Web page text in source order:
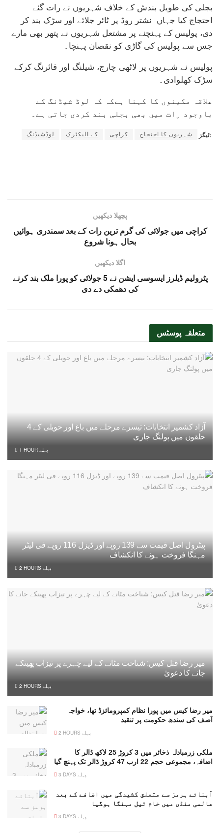
بجلی کی طویل بندش کے خلاف شہریوں نے رات گئے
احتجاج کیا جہاں نشتر روڈ پر ٹائر جلائے اور سڑک بند کر
دی، پولیس کے پہنچنے پر مشتعل شہریوں نے پتھر بھی مارے
جس سے پولیس کی گاڑی کو نقصان پہنچا۔
پولیس نے شہریوں پر لاٹھی چارج، شیلنگ اور فائرنگ کرکے
سڑک کھلوادی۔
علاقہ مکینوں کا کہنا ہےکہ کہ لوڈ شیڈنگ کے
باوجود رات میں بھی بجلی بند کردی جاتی ہے۔
ٹیگز: شہریوں کا احتجاج کراچی کے الیکٹرک لوڈشیڈنگ
پچھلا دیکھیں
کراچی میں جولائی کی گرم ترین رات کے بعد سمندری ہوائیں
بحال ہونا شروع
اگلا دیکھیں
پٹرولیم ڈیلرز ایسوسی ایشن نے 5 جولائی کو پورا ملک بند کرنے
کی دھمکی دے دی
متعلقہ پوسٹس
آزاد کشمیر انتخابات: تیسرے مرحلے میں باغ اور حویلی کے 4
حلقوں میں پولنگ جاری
1 HOUR پہلے
پیٹرول اصل قیمت سے 139 روپے اور ڈیزل 116 روپے فی لیٹر
مہنگا فروخت ہونے کا انکشاف
2 HOURS پہلے
میر رضا قتل کیس: شناخت مٹانے کے لیے چہرے پر تیزاب پھینکے
جانے کا دعویٰ
2 HOURS پہلے
میر رضا کیس میں پورا نظام کمپرومائزڈ تھا، خواجہ
آصف کی سندھ حکومت پر تنقید
2 HOURS پہلے
ملکی زرمبادلہ ذخائر میں 3 کروڑ 25 لاکھ ڈالر کا
اضافہ، مجموعی حجم 22 ارب 47 کروڑ ڈالر تک پہنچ گیا
3 DAYS پہلے
آبنائے ہرمز سے متعلق کشیدگی میں اضافے کے بعد
عالمی منڈی میں خام تیل مہنگا ہوگیا
3 DAYS پہلے